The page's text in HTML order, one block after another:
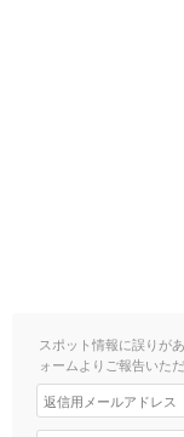
スポット情報に誤りが
ォームよりご報告いた